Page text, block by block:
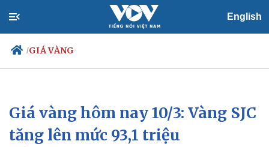
English
/GIÁ VÀNG
Chính trị
Đảng
Tổ chức nhân sự
Xã hội
Tin 24h
Dự báo thời tiết
Giá vàng hôm nay 10/3: Vàng SJC
tăng lên mức 93,1 triệu